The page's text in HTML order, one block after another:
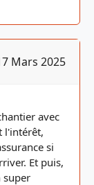
Mars 2025
avec
l'intérêt,
si
Et puis,
super